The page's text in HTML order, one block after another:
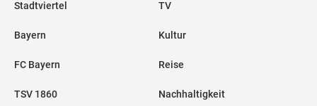
Stadtviertel
Bayern
FC Bayern
TSV 1860
TV
Kultur
Reise
Nachhaltigkeit